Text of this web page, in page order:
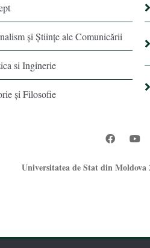
şi Ştiinţe ale Comunicării
si Inginerie
şi Filosofie
Universitatea de Stat din